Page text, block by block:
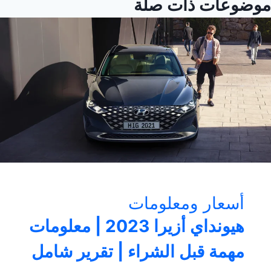
موضوعات ذات صلة
أسعار ومعلومات
هيونداي أزيرا 2023 | معلومات
مهمة قبل الشراء | تقرير شامل